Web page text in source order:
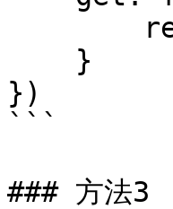
})
```
### 方法3